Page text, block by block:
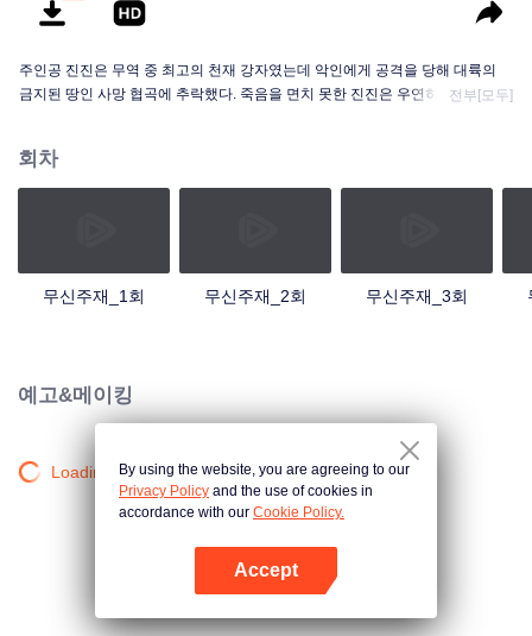
주인공 진진은 무역 중 최고의 천재 강자였는데 악인에게 공격을 당해 대륙의
금지된 땅인 사망 협곡에 추락했다. 죽음을 면치 못한 진진은 우연히 신비한 고
을 지키기 위해 진진은 의연하게 천하 다섯 나라를 지키는 큰 임무를 짊어지고,
다시 한번 무도길을 밟았다.
전부[모두]
회차
무신주재_1회 무신주재_2회 무신주재_3회
예고&메이킹
Loading…By using the website, you are agreeing to our
Privacy Policy and the use of cookies in
accordance with our Cookie Policy.
Accept